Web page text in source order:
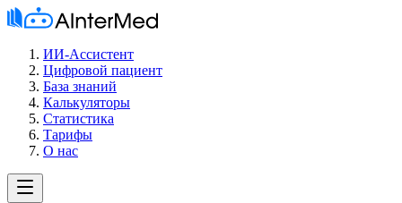
ИИ-Ассистент
Цифровой пациент
База знаний
Калькуляторы
Статистика
Тарифы
О нас